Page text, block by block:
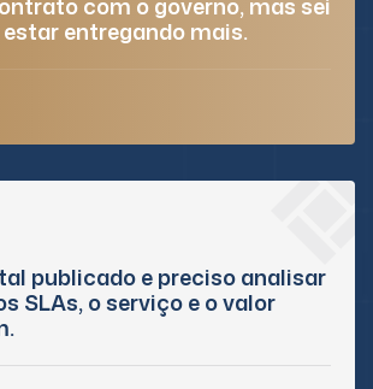
com o governo, mas sei
entregando mais.
publicado e preciso analisar
SLAs, o serviço e o valor